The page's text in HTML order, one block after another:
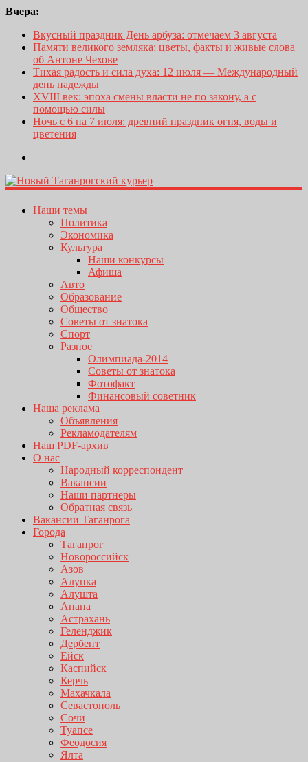
Вчера:
Вкусный праздник День арбуза: отмечаем 3 августа
Памяти великого земляка: цветы, факты и живые слова
об Антоне Чехове
Тихая радость и сила духа: 12 июля — Международный
день надежды
XVIII век: эпоха смены власти не по закону, а с
помощью силы
Ночь с 6 на 7 июля: древний праздник огня, воды и
цветения
Наши темы
Политика
Экономика
Культура
Наши конкурсы
Афиша
Авто
Образование
Общество
Советы от знатока
Спорт
Разное
Олимпиада-2014
Советы от знатока
Фотофакт
Финансовый советник
Наша реклама
Объявления
Рекламодателям
Наш PDF-архив
О нас
Народный корреспондент
Вакансии
Наши партнеры
Обратная связь
Вакансии Таганрога
Города
Таганрог
Новороссийск
Азов
Алупка
Алушта
Анапа
Астрахань
Геленджик
Дербент
Ейск
Каспийск
Керчь
Махачкала
Севастополь
Сочи
Туапсе
Феодосия
Ялта